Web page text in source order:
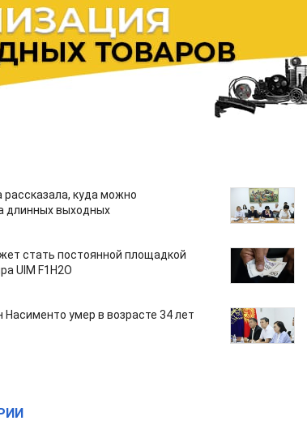
куда можно
длинных выходных
стать постоянной площадкой
UIM F1H2O
Насименто умер в возрасте 34 лет